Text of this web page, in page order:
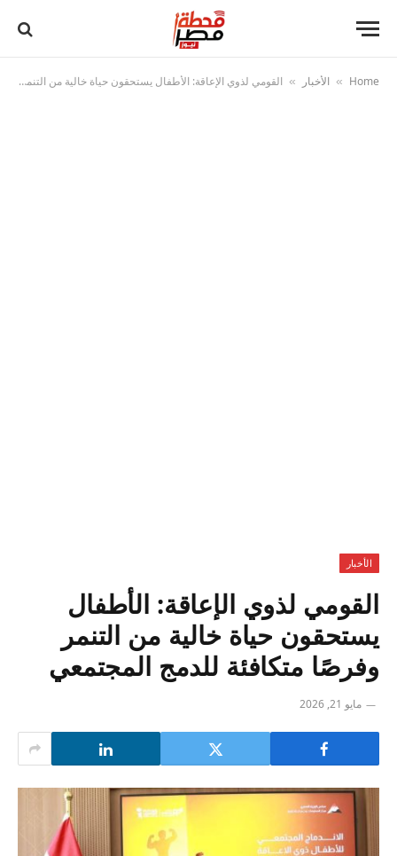
Home
» الأخبار » القومي لذوي الإعاقة: الأطفال يستحقون حياة خالية من التنمر وفرصًا متكافئة للدمج المجتمعي
الأخبار
القومي لذوي الإعاقة: الأطفال
يستحقون حياة خالية من التنمر
وفرصًا متكافئة للدمج المجتمعي
مايو 21, 2026